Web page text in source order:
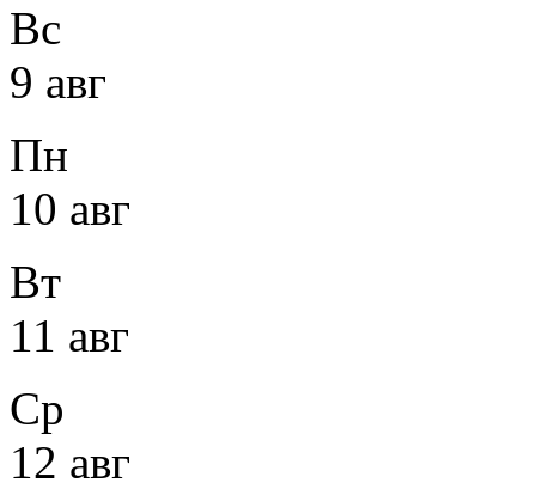
Вс
9 авг
Пн
10 авг
Вт
11 авг
Ср
12 авг